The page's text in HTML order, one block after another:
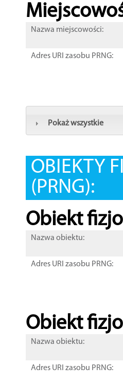
Nazwa miejscowości:
Adres URI zasobu PRNG:
Pokaż wszystkie
OBIEKTY
(PRNG):
Obiekt
Nazwa obiektu:
Adres URI zasobu PRNG:
Obiekt
Nazwa obiektu:
Adres URI zasobu PRNG: